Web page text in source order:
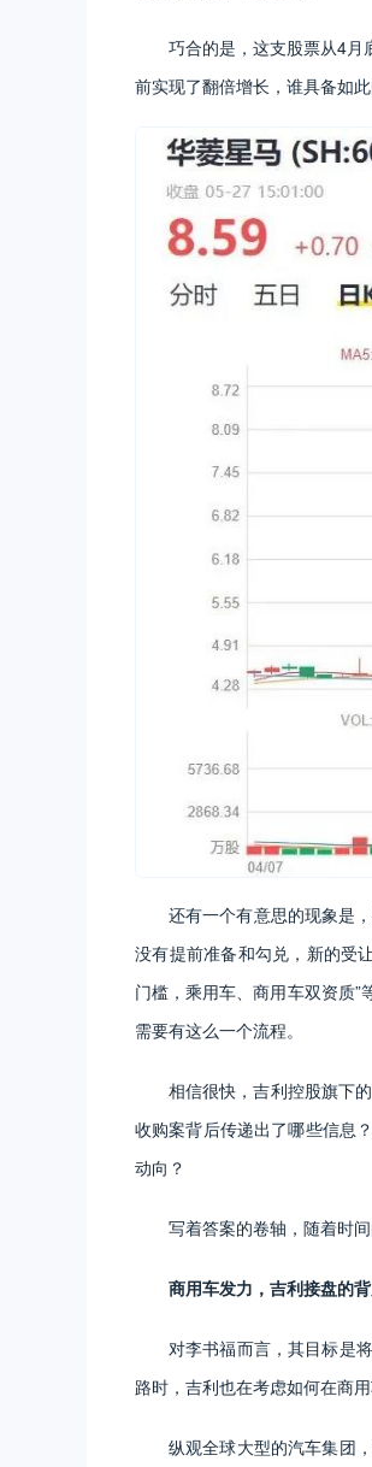
巧合的是，这支股票从4月
前实现了翻倍增长，谁具备如
还有一个有意思的现象是
没有提前准备和勾兑，新的受
门槛，乘用车、商用车双资质”
需要有这么一个流程。
相信很快，吉利控股旗下
收购案背后传递出了哪些信息
动向？
写着答案的卷轴，随着时间
商用车发力，吉利接盘的
对李书福而言，其目标是
路时，吉利也在考虑如何在商
纵观全球大型的汽车集团